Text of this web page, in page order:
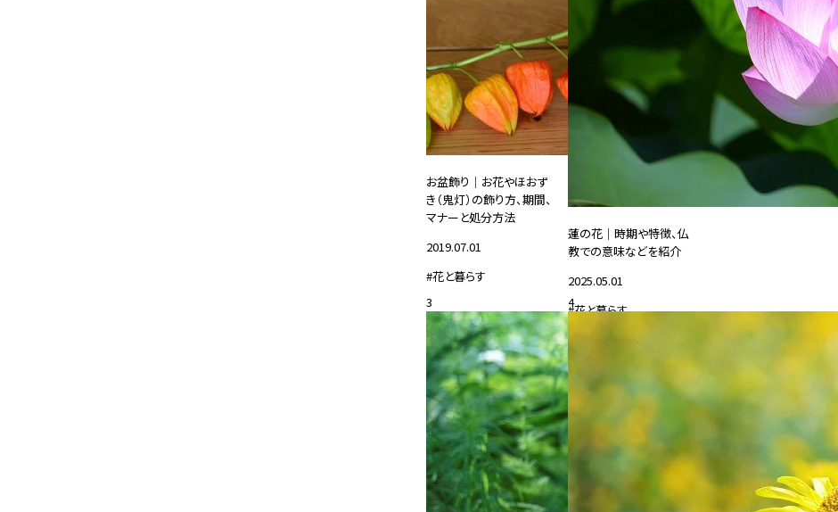
お盆飾り｜お花やほおず
き（鬼灯）の飾り方、期間、
マナーと処分方法
2019.07.01
#花と暮らす
蓮の花｜時期や特徴、仏
教での意味などを紹介
2025.05.01
#花と暮らす
3 4